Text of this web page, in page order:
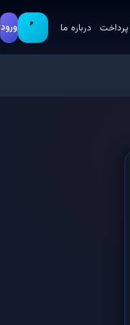
پرداخت درباره ما ورود